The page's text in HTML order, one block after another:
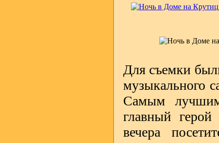
Для съемки
музыкального
Самым
главный
вечера